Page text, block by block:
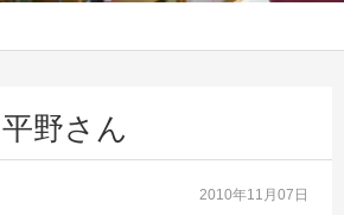
野さん
2010年11月07日